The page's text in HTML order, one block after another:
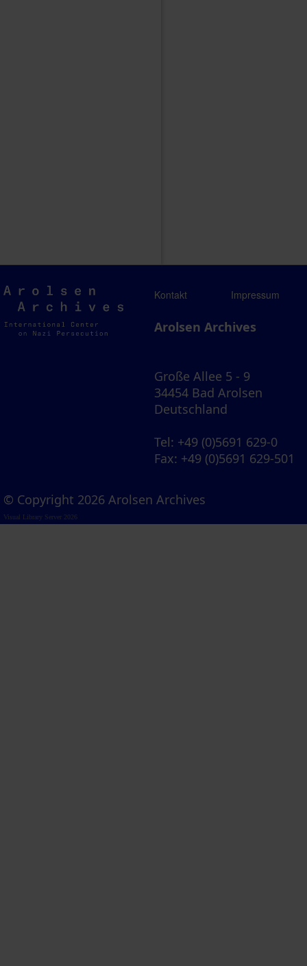
Arolsen
Archives
Kontakt Impressum
Arolsen Archives
Große Allee 5 - 9
34454 Bad Arolsen
Deutschland
Tel: +49 (0)5691 629-0
Fax: +49 (0)5691 629-501
© Copyright 2026 Arolsen Archives
Visual Library Server 2026